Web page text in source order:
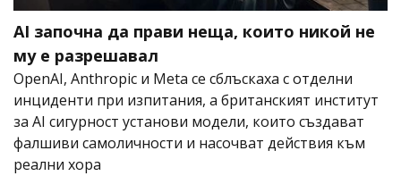
AI започна да прави неща, които никой не
му е разрешавал
OpenAI, Anthropic и Meta се сблъскаха с отделни
инциденти при изпитания, а британският институт
за AI сигурност установи модели, които създават
фалшиви самоличности и насочват действия към
реални хора